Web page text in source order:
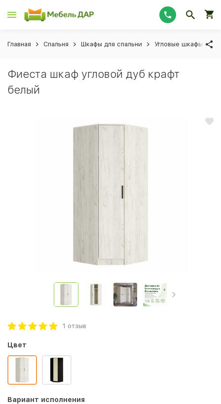
Главная Спальня Шкафы для спальни Угловые шкафы для
Фиеста шкаф угловой дуб крафт
белый
1 отзыв
Цвет
Вариант исполнения